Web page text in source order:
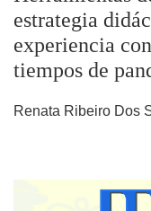
estrategia
experiencia
tiempos de
Renata Ribeiro Dos